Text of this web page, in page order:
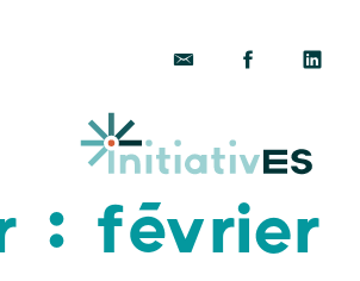
: février